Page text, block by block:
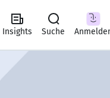
Insights Suche